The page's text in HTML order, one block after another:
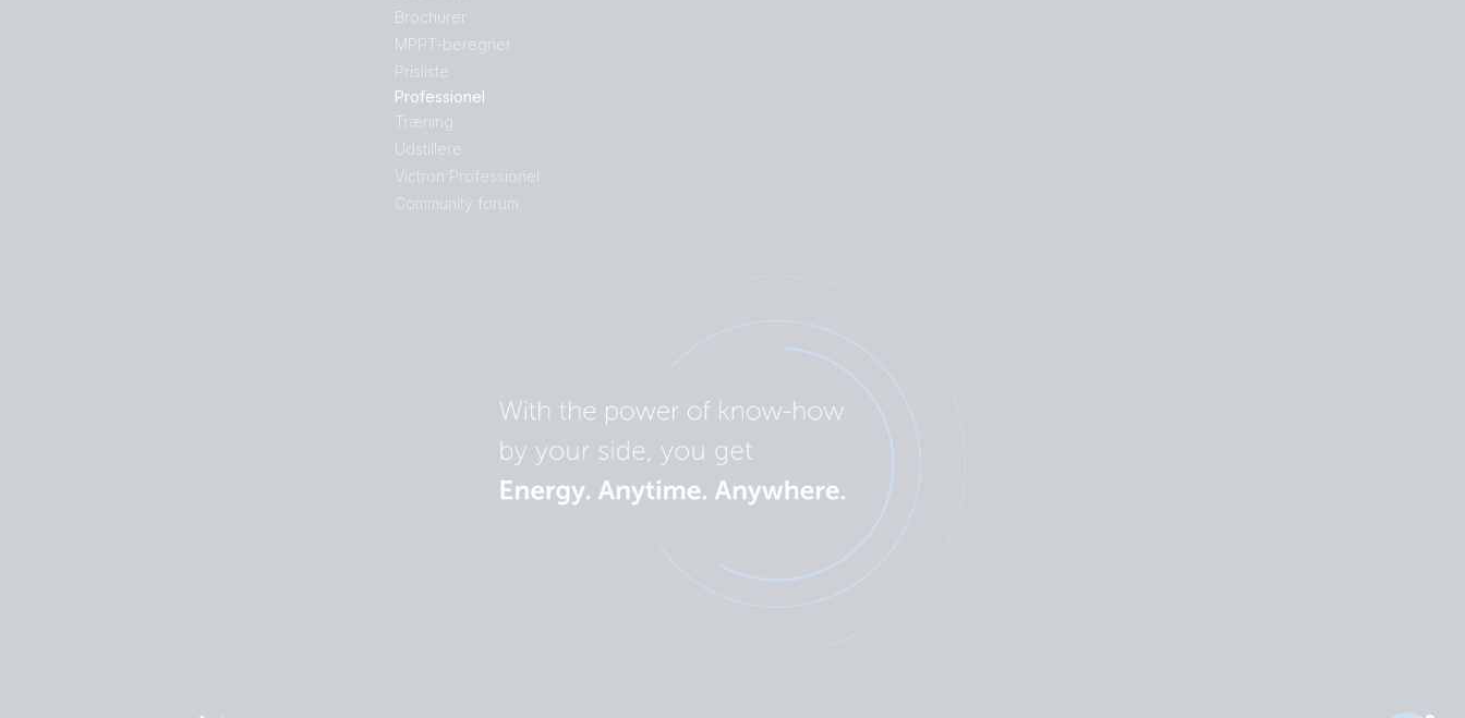
Brochurer
MPPT-beregner
Prisliste
Professionel
Træning
Udstillere
Victron Professionel
Community forum